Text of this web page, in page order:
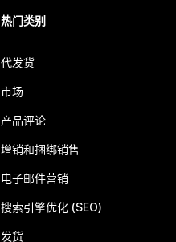
热门类别
代发货
市场
产品评论
增销和捆绑销售
电子邮件营销
搜索引擎优化 (SEO)
发货